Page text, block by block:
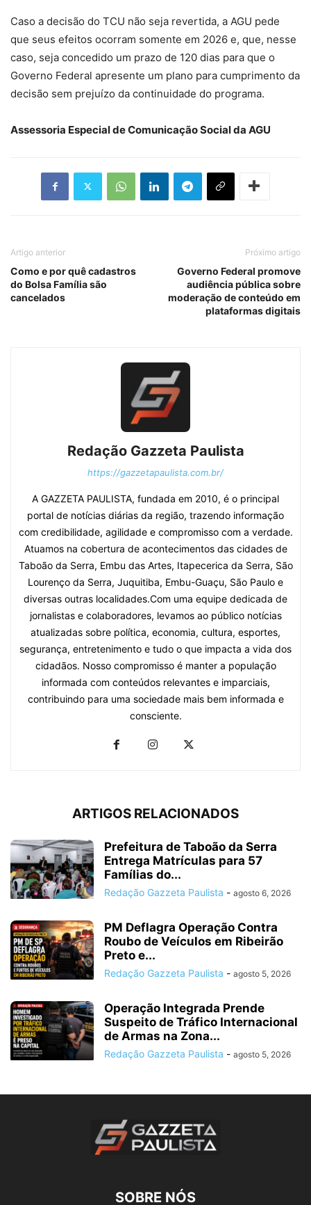
Caso a decisão do TCU não seja revertida, a AGU pede
que seus efeitos ocorram somente em 2026 e, que, nesse
caso, seja concedido um prazo de 120 dias para que o
Governo Federal apresente um plano para cumprimento da
decisão sem prejuízo da continuidade do programa.
Assessoria Especial de Comunicação Social da AGU
Artigo anterior
Como e por quê cadastros
do Bolsa Família são
cancelados
Próximo artigo
Governo Federal promove
audiência pública sobre
moderação de conteúdo em
plataformas digitais
Redação Gazzeta Paulista
https://gazzetapaulista.com.br/
A GAZZETA PAULISTA, fundada em 2010, é o principal
portal de notícias diárias da região, trazendo informação
com credibilidade, agilidade e compromisso com a verdade.
Atuamos na cobertura de acontecimentos das cidades de
Taboão da Serra, Embu das Artes, Itapecerica da Serra, São
Lourenço da Serra, Juquitiba, Embu-Guaçu, São Paulo e
diversas outras localidades.Com uma equipe dedicada de
jornalistas e colaboradores, levamos ao público notícias
atualizadas sobre política, economia, cultura, esportes,
segurança, entretenimento e tudo o que impacta a vida dos
cidadãos. Nosso compromisso é manter a população
informada com conteúdos relevantes e imparciais,
contribuindo para uma sociedade mais bem informada e
consciente.
ARTIGOS RELACIONADOS
Prefeitura de Taboão da Serra
Entrega Matrículas para 57
Famílias do...
Redação Gazzeta Paulista - agosto 6, 2026
PM Deflagra Operação Contra
Roubo de Veículos em Ribeirão
Preto e...
Redação Gazzeta Paulista - agosto 5, 2026
Operação Integrada Prende
Suspeito de Tráfico Internacional
de Armas na Zona...
Redação Gazzeta Paulista - agosto 5, 2026
SOBRE NÓS